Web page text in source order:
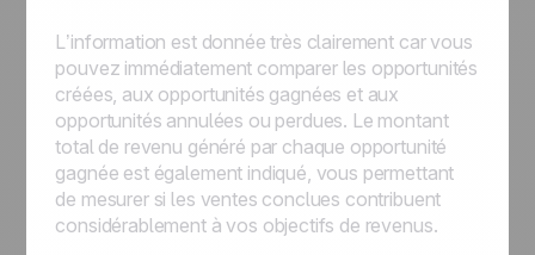
🍪
L’information est donnée très clairement car vous
pouvez immédiatement comparer les opportunités
créées, aux opportunités gagnées et aux
opportunités annulées ou perdues. Le montant
total de revenu généré par chaque opportunité
gagnée est également indiqué, vous permettant
de mesurer si les ventes conclues contribuent
considérablement à vos objectifs de revenus.